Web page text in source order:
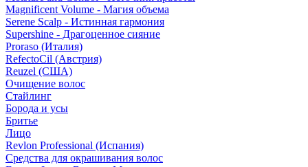
Magnificent Volume - Магия объема
Serene Scalp - Истинная гармония
Supershine - Драгоценное сияние
Proraso (Италия)
RefectoCil (Австрия)
Reuzel (США)
Очищение волос
Стайлинг
Борода и усы
Бритье
Лицо
Revlon Professional (Испания)
Средства для окрашивания волос